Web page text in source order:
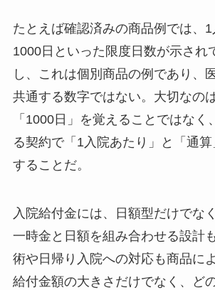
たとえば確認済みの商品例では、
1000日といった限度日数が示され
し、これは個別商品の例であり、
共通する数字ではない。大切なの
「1000日」を覚えることではなく
る契約で「1入院あたり」と「通
することだ。
入院給付金には、日額型だけでな
一時金と日額を組み合わせる設計
術や日帰り入院への対応も商品に
給付金額の大きさだけでなく、ど